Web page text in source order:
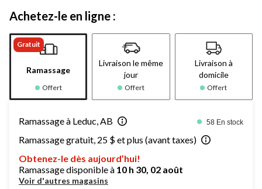
Achetez-le en ligne :
Gratuit
Ramassage
Offert
Livraison le même
jour
Offert
Livraison à
domicile
Offert
Ramassage à Leduc, AB 58 En stock
Ramassage gratuit, 25 $ et plus (avant taxes)
Obtenez-le dès aujourd’hui!
Ramassage disponible à 10 h 30, 02 août
Voir d'autres magasins